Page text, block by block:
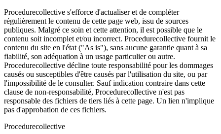
Procedurecollective s'efforce d'actualiser et de compléter
régulièrement le contenu de cette page web, issu de sources
publiques. Malgré ce soin et cette attention, il est possible que le
contenu soit incomplet et/ou incorrect. Procedurecollective fournit le
contenu du site en l'état ("As is"), sans aucune garantie quant à sa
fiabilité, son adéquation à un usage particulier ou autre.
Procedurecollective décline toute responsabilité pour les dommages
causés ou susceptibles d'être causés par l'utilisation du site, ou par
l'impossibilité de le consulter. Sauf indication contraire dans cette
clause de non-responsabilité, Procedurecollective n'est pas
responsable des fichiers de tiers liés à cette page. Un lien n'implique
pas d'approbation de ces fichiers.
Procedurecollective